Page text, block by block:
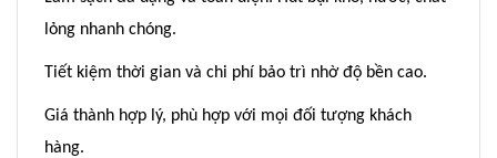
lỏng nhanh chóng.
Tiết kiệm thời gian và chi phí bảo trì nhờ độ bền cao.
Giá thành hợp lý, phù hợp với mọi đối tượng khách
hàng.